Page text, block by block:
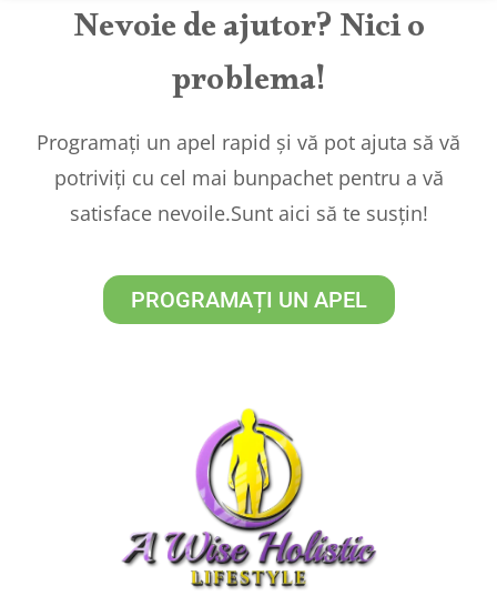
Nevoie de ajutor? Nici o
problema!
Programați un apel rapid și vă pot ajuta să vă
potriviți cu cel mai bunpachet pentru a vă
satisface nevoile.Sunt aici să te susțin!
PROGRAMAȚI UN APEL